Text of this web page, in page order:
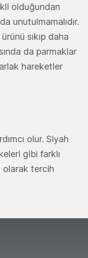
olduğundan
unutulmamalıdır.
sıkıp daha
da parmaklar
hareketler
olur. Siyah
gibi farklı
olarak tercih